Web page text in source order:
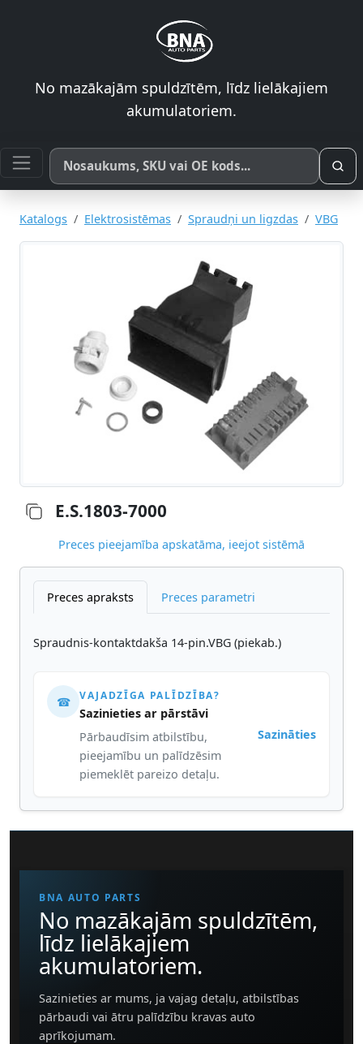
No mazākajām spuldzītēm, līdz lielākajiem
akumulatoriem.
Meklēt pēc produkta nosaukuma, SKU vai OE koda
Katalogs Elektrosistēmas Spraudņi un ligzdas VBG
E.S.1803-7000
Preces pieejamība apskatāma, ieejot sistēmā
Preces apraksts Preces parametri
Spraudnis-kontaktdakša 14-pin.VBG (piekab.)
☎ VAJADZĪGA PALĪDZĪBA?
Sazinieties ar pārstāvi
Pārbaudīsim atbilstību,
pieejamību un palīdzēsim
piemeklēt pareizo detaļu.
Sazināties
BNA AUTO PARTS
No mazākajām spuldzītēm,
līdz lielākajiem
akumulatoriem.
Sazinieties ar mums, ja vajag detaļu, atbilstības
pārbaudi vai ātru palīdzību kravas auto
aprīkojumam.